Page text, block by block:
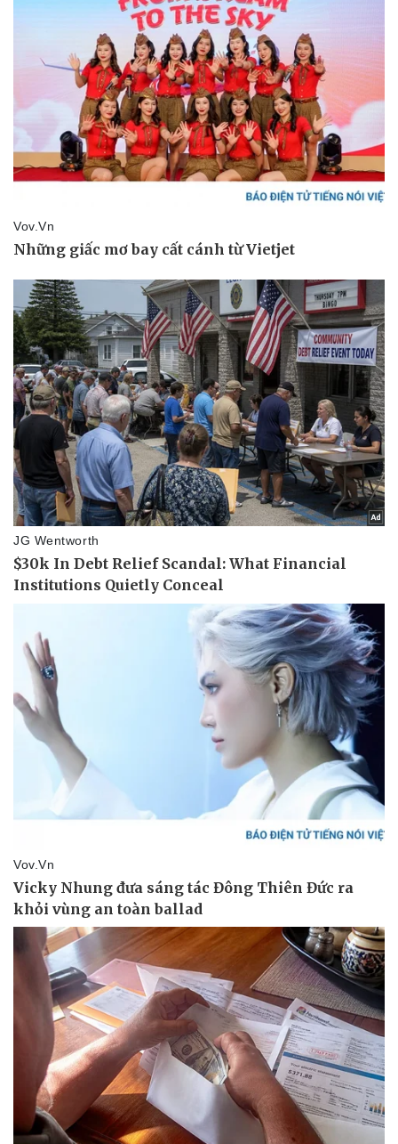
Thể thao
Bóng đá
Lịch thi đấu bóng đá
Thế giới thể thao
eSports
Ô tô - Xe máy
Ô tô
Xe máy
Tư vấn